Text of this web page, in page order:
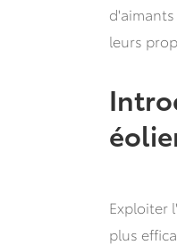
leurs
Exploiter
plus